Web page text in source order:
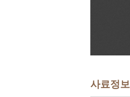
사료정보